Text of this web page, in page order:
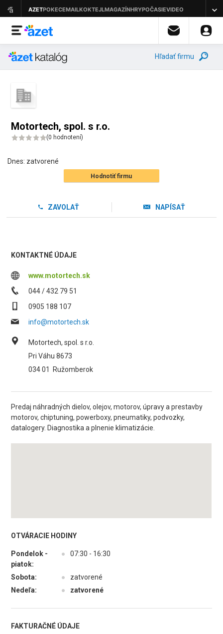
Hľadať firmu
Motortech, spol. s r.o.
(0 hodnotení)
Dnes: zatvorené
Hodnotiť firmu
ZAVOLAŤ NAPÍSAŤ
KONTAKTNÉ ÚDAJE
www.motortech.sk
044 / 432 79 51
0905 188 107
info@motortech.sk
Motortech, spol. s r.o.
Pri Váhu 8673
034 01
Ružomberok
Predaj náhradných dielov, olejov, motorov, úpravy a prestavby
motorov, chiptuning, powerboxy, pneumatiky, podvozky,
datalogery. Diagnostika a plnenie klimatizácie.
OTVÁRACIE HODINY
Pondelok -
piatok:
● 07:30 - 16:30
Sobota: ●
zatvorené
Nedeľa:
● zatvorené
FAKTURAČNÉ ÚDAJE